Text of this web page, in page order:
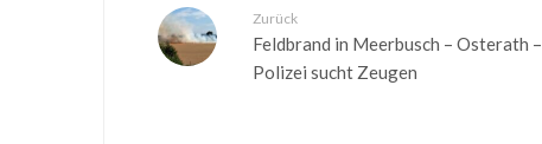
Zurück
Feldbrand in Meerbusch – Osterath –
Polizei sucht Zeugen